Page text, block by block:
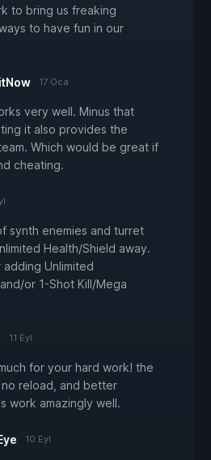
to bring us freaking
to have fun in our
17 Oca
very well. Minus that
it also provides the
Which would be great if
cheating.
synth enemies and turret
Health/Shield away.
Unlimited
or 1-Shot Kill/Mega
11 Eyl
for your hard work! the
no reload, and better
work amazingly well.
10 Eyl